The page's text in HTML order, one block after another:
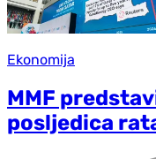
Ekonomija
MMF
posljedica